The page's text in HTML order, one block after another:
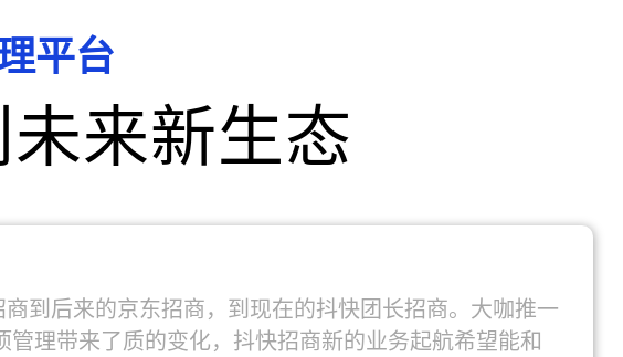
平台
来新生态
到后来的京东招商，到现在的抖快团长招商。大咖推一
理带来了质的变化，抖快招商新的业务起航希望能和